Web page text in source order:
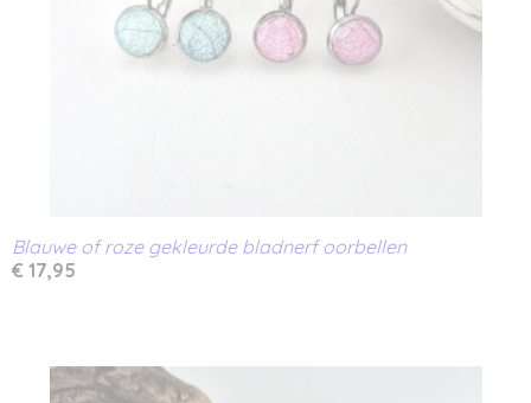
Blauwe of roze gekleurde bladnerf oorbellen
€ 17,95